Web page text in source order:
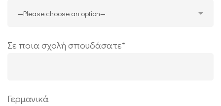
Σε ποια σχολή σπουδάσατε*
Γερμανικά